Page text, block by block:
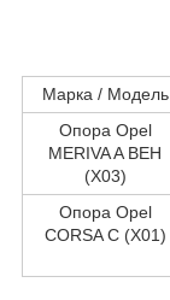
Марка / Модель
Опора Opel
MERIVA A ВЕН
(X03)
Опора Opel
CORSA C (X01)